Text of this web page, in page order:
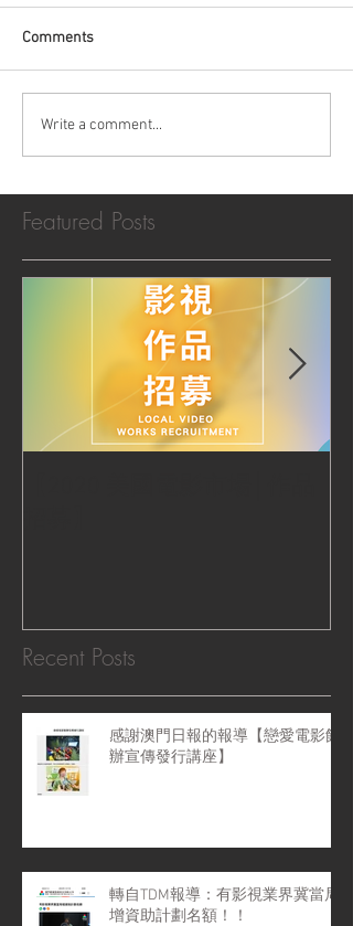
Comments
Write a comment...
Featured Posts
Recent Posts
感謝澳門日報的報導【戀愛電影館
辦宣傳發行講座】
轉自TDM報導：有影視業界冀當局
增資助計劃名額！！